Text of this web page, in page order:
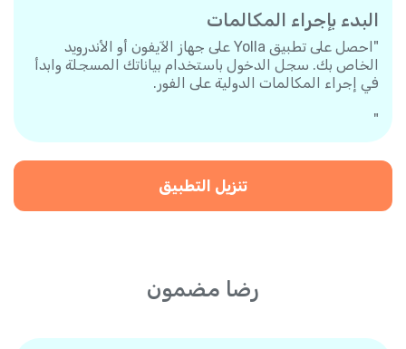
البدء بإجراء المكالمات
"احصل على تطبيق Yolla على جهاز الآيفون أو الأندرويد
الخاص بك. سجل الدخول باستخدام بياناتك المسجلة وابدأ
في إجراء المكالمات الدولية على الفور.
"
تنزيل التطبيق
رضا مضمون